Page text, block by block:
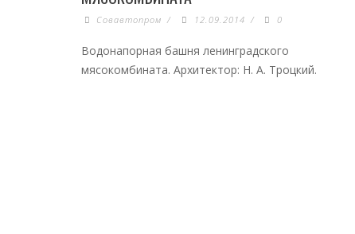
Совавтопром / 12.09.2014 / 0
Водонапорная башня ленинградского
мясокомбината. Архитектор: Н. А. Троцкий.